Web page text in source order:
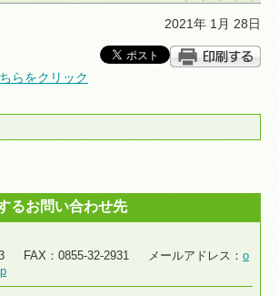
2021年 1月 28日
らをクリック
るお問い合わせ先
FAX：0855-32-2931 メールアドレス： o